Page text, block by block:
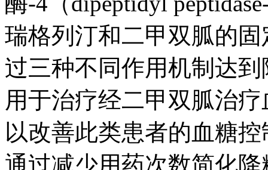
瑞格列汀和二甲双胍的固
过三种不同作用机制达到
用于治疗经二甲双胍治疗
以改善此类患者的血糖控制
通过减少用药次数简化降糖